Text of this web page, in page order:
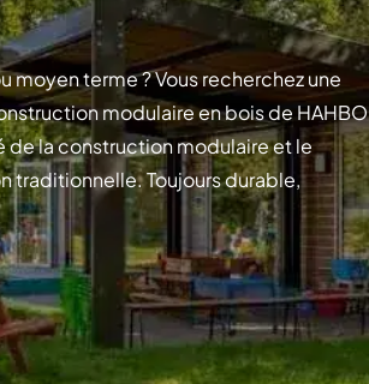
moyen terme ? Vous recherchez une
modulaire en bois de HAHBO
de la construction modulaire et le
traditionnelle. Toujours durable,